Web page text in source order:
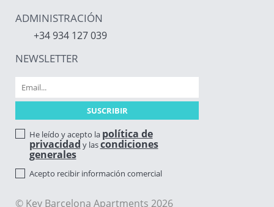
ADMINISTRACIÓN
+34 934 127 039
NEWSLETTER
He leído y acepto la política de
privacidad y lascondiciones
generales
Acepto recibir información comercial
© Key Barcelona Apartments 2026